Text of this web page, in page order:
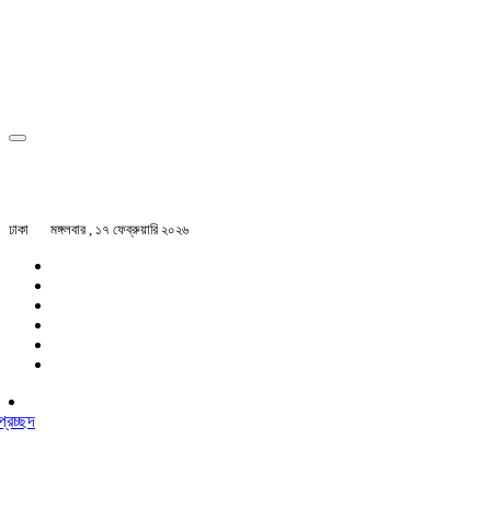
ঢাকা মঙ্গলবার , ১৭ ফেব্রুয়ারি ২০২৬